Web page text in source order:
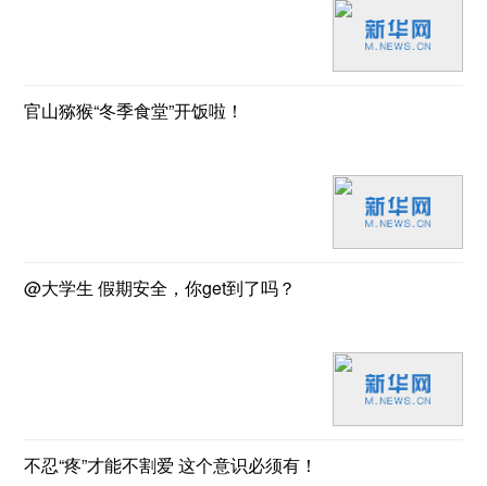
官山猕猴“冬季食堂”开饭啦！
@大学生 假期安全，你get到了吗？
不忍“疼”才能不割爱 这个意识必须有！